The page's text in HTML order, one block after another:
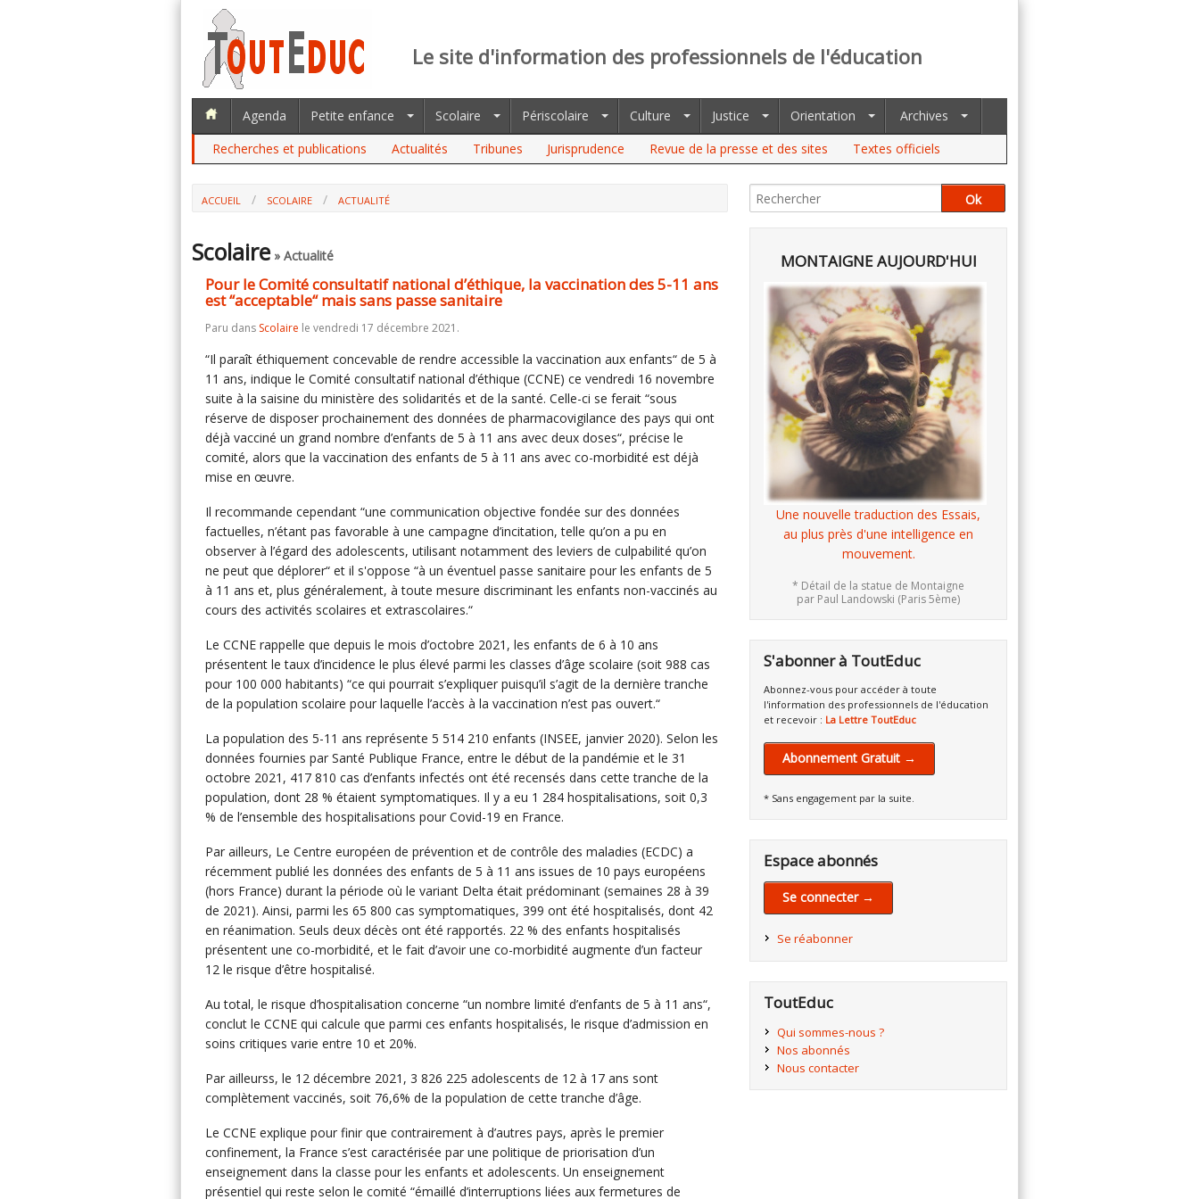
Le site d'information des professionnels de l'éducation
Agenda Petite enfance Scolaire Périscolaire Culture Justice Orientation
Archives
Recherches et publications
Actualités Tribunes Jurisprudence Revue de la presse et des sites Textes officiels
ACCUEIL SCOLAIRE
ACTUALITÉ
“ACCEPTABLE“ MAIS SANS PASSE SANITAIRE
Scolaire» Actualité
Pour le Comité consultatif national d’éthique, la vaccination des 5-11 ans
est “acceptable“ mais sans passe sanitaire
Paru dans Scolaire le vendredi 17 décembre 2021.
“Il paraît éthiquement concevable de rendre accessible la vaccination aux enfants“ de 5 à
11 ans, indique le Comité consultatif national d’éthique (CCNE) ce vendredi 16 novembre
suite à la saisine du ministère des solidarités et de la santé. Celle-ci se ferait “sous
réserve de disposer prochainement des données de pharmacovigilance des pays qui ont
déjà vacciné un grand nombre d’enfants de 5 à 11 ans avec deux doses“, précise le
comité, alors que la vaccination des enfants de 5 à 11 ans avec co-morbidité est déjà
mise en œuvre.
Il recommande cependant “une communication objective fondée sur des données
factuelles, n’étant pas favorable à une campagne d’incitation, telle qu’on a pu en
observer à l’égard des adolescents, utilisant notamment des leviers de culpabilité qu’on
ne peut que déplorer“ et il s'oppose “à un éventuel passe sanitaire pour les enfants de 5
à 11 ans et, plus généralement, à toute mesure discriminant les enfants non-vaccinés au
cours des activités scolaires et extrascolaires.“
Le CCNE rappelle que depuis le mois d’octobre 2021, les enfants de 6 à 10 ans
présentent le taux d’incidence le plus élevé parmi les classes d’âge scolaire (soit 988 cas
pour 100 000 habitants) “ce qui pourrait s’expliquer puisqu’il s’agit de la dernière tranche
de la population scolaire pour laquelle l’accès à la vaccination n’est pas ouvert.“
La population des 5-11 ans représente 5 514 210 enfants (INSEE, janvier 2020). Selon les
données fournies par Santé Publique France, entre le début de la pandémie et le 31
octobre 2021, 417 810 cas d’enfants infectés ont été recensés dans cette tranche de la
population, dont 28 % étaient symptomatiques. Il y a eu 1 284 hospitalisations, soit 0,3
% de l’ensemble des hospitalisations pour Covid-19 en France.
Par ailleurs, Le Centre européen de prévention et de contrôle des maladies (ECDC) a
récemment publié les données des enfants de 5 à 11 ans issues de 10 pays européens
(hors France) durant la période où le variant Delta était prédominant (semaines 28 à 39
de 2021). Ainsi, parmi les 65 800 cas symptomatiques, 399 ont été hospitalisés, dont 42
en réanimation. Seuls deux décès ont été rapportés. 22 % des enfants hospitalisés
présentent une co-morbidité, et le fait d’avoir une co-morbidité augmente d’un facteur
12 le risque d’être hospitalisé.
Au total, le risque d’hospitalisation concerne “un nombre limité d’enfants de 5 à 11 ans“,
conclut le CCNE qui calcule que parmi ces enfants hospitalisés, le risque d’admission en
soins critiques varie entre 10 et 20%.
Par ailleurss, le 12 décembre 2021, 3 826 225 adolescents de 12 à 17 ans sont
complètement vaccinés, soit 76,6% de la population de cette tranche d’âge.
Le CCNE explique pour finir que contrairement à d’autres pays, après le premier
confinement, la France s’est caractérisée par une politique de priorisation d’un
enseignement dans la classe pour les enfants et adolescents. Un enseignement
présentiel qui reste selon le comité “émaillé d’interruptions liées aux fermetures de
MONTAIGNE AUJOURD'HUI
Une nouvelle traduction des Essais,
au plus près d'une intelligence en
mouvement.
* Détail de la statue de Montaigne
par Paul Landowski (Paris 5ème)
S'abonner à ToutEduc
Abonnez-vous pour accéder à toute
l'information des professionnels de l'éducation
et recevoir : La Lettre ToutEduc
Abonnement Gratuit →
* Sans engagement par la suite.
Espace abonnés
Se connecter →
Se réabonner
ToutEduc
Qui sommes-nous ?
Nos abonnés
Nous contacter